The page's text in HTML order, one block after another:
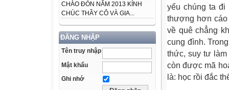
CHÀO ĐÓN NĂM 2013 KÍNH
CHÚC THẦY CÔ VÀ GIA...
ĐĂNG NHẬP
Tên truy nhập
Mật khẩu
Ghi nhớ
yếu chúng ta đi
thượng hơn cáo
về quê chẳng
cung đình.
thức, suy tư
còn được mã
là: học rồi đắc